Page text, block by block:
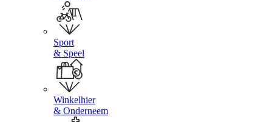
Sport
& Speel
Winkelhier
& Onderneem